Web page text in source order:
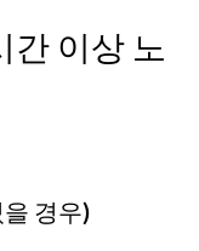
간 이상 노
경우)